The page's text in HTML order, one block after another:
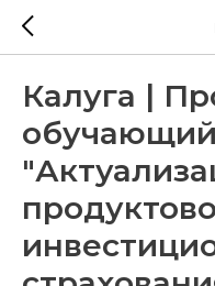
Калуга |